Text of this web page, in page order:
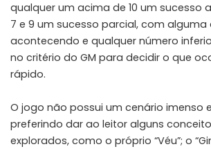
qualquer um acima de 10 um sucesso
7 e 9 um sucesso parcial, com alguma
acontecendo e qualquer número
no critério do GM para decidir o que
rápido.
O jogo não possui um cenário imenso
preferindo dar ao leitor alguns
explorados, como o próprio “Véu”; o